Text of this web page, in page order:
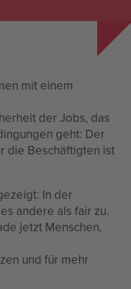
mit einem
der Jobs, das
geht: Der
die Beschäftigten ist
In der
andere als fair zu.
jetzt Menschen,
und für mehr